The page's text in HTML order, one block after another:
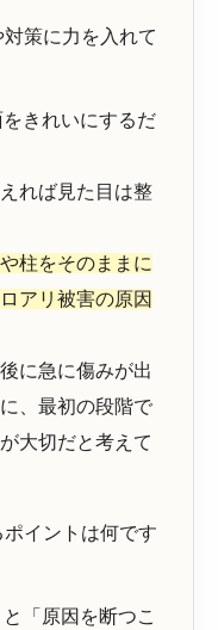
策に力を入れて
きれいにするだ
れば見た目は整
柱をそのままに
アリ被害の原因
に急に傷みが出
、最初の段階で
大切だと考えて
イントは何です
「原因を断つこ